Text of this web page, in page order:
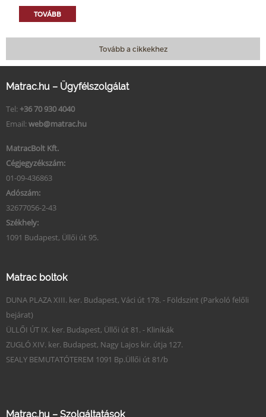
TOVÁBB
Tovább a cikkekhez
Matrac.hu – Ügyfélszolgálat
Tel: +36 70 930 4040
Email: web@matrac.hu
MatracBolt Kft.
Cégjegyzékszám:
01-09-436863
Adószám:
32677056-2-43
Székhely:
1091 Budapest, Üllői út 95.
Matrac boltok
DUNA PLAZA XIII. ker. Budapest, Váci út 178. - Földszint (Parkoló felőli
bejárat)
ÜLLŐI ÚT IX. ker. Budapest, Üllői út 81. - Klinikák
ZUGLÓ XIV. ker. Budapest, Nagy Lajos kir. útja 127.
SEALY BEMUTATÓTEREM 1091 Bp.Üllői út 81/b
Matrac.hu – Szolgáltatások